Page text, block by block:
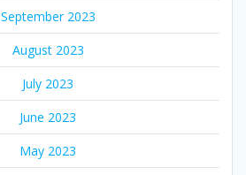
September 2023
August 2023
July 2023
June 2023
May 2023